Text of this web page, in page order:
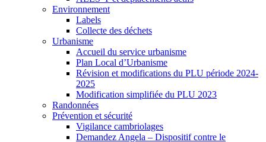
Environnement
Labels
Collecte des déchets
Urbanisme
Accueil du service urbanisme
Plan Local d’Urbanisme
Révision et modifications du PLU période 2024-
2025
Modification simplifiée du PLU 2023
Randonnées
Prévention et sécurité
Vigilance cambriolages
Demandez Angela – Dispositif contre le